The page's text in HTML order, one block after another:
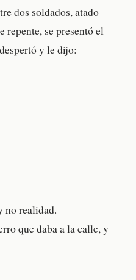
dos soldados, atado
repente, se presentó el
y le dijo:
no realidad.
que daba a la calle, y